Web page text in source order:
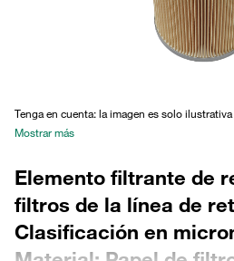
Tenga en cuenta: la imagen es solo
Mostrar más
Elemento filtrante de
filtros de la línea de
Clasificación en